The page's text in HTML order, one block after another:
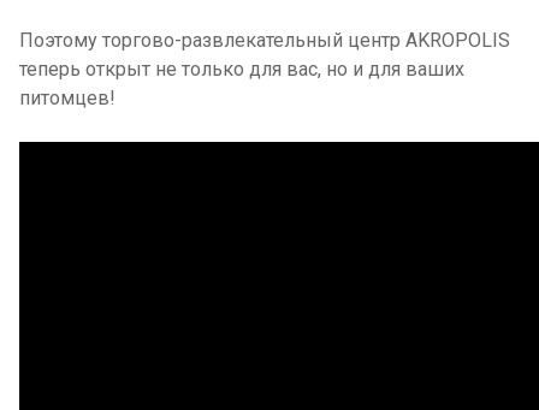
Поэтому торгово-развлекательный центр AKROPOLIS
теперь открыт не только для вас, но и для ваших
питомцев!